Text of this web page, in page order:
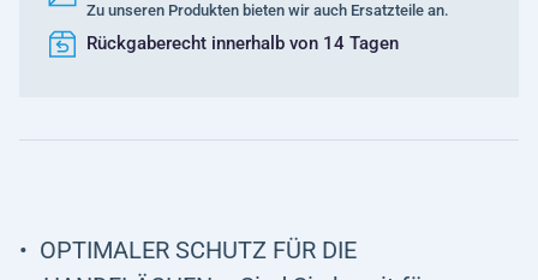
Zu unseren Produkten bieten wir auch Ersatzteile an.
Rückgaberecht innerhalb von 14 Tagen
OPTIMALER SCHUTZ FÜR DIE